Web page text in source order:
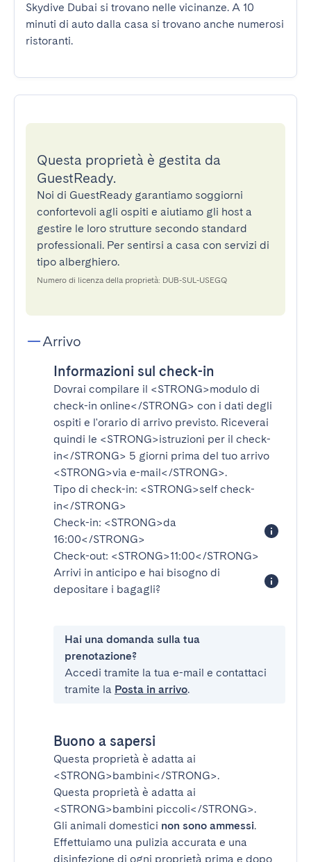
Skydive Dubai si trovano nelle vicinanze. A 10
minuti di auto dalla casa si trovano anche numerosi
ristoranti.
Questa proprietà è gestita da
GuestReady.
Noi di GuestReady garantiamo soggiorni
confortevoli agli ospiti e aiutiamo gli host a
gestire le loro strutture secondo standard
professionali. Per sentirsi a casa con servizi di
tipo alberghiero.
Numero di licenza della proprietà: DUB-SUL-USEGQ
Arrivo
Informazioni sul check-in
Dovrai compilare il <STRONG>modulo di
check-in online</STRONG> con i dati degli
ospiti e l'orario di arrivo previsto. Riceverai
quindi le <STRONG>istruzioni per il check-
in</STRONG> 5 giorni prima del tuo arrivo
<STRONG>via e-mail</STRONG>.
Tipo di check-in: <STRONG>self check-
in</STRONG>
Check-in: <STRONG>da
16:00</STRONG>
Check-out: <STRONG>11:00</STRONG>
Arrivi in anticipo e hai bisogno di
depositare i bagagli?
Hai una domanda sulla tua
prenotazione?
Accedi tramite la tua e-mail e contattaci
tramite la Posta in arrivo.
Buono a sapersi
Questa proprietà è adatta ai
<STRONG>bambini</STRONG>.
Questa proprietà è adatta ai
<STRONG>bambini piccoli</STRONG>.
Gli animali domestici non sono ammessi.
Effettuiamo una pulizia accurata e una
disinfezione di ogni proprietà prima e dopo